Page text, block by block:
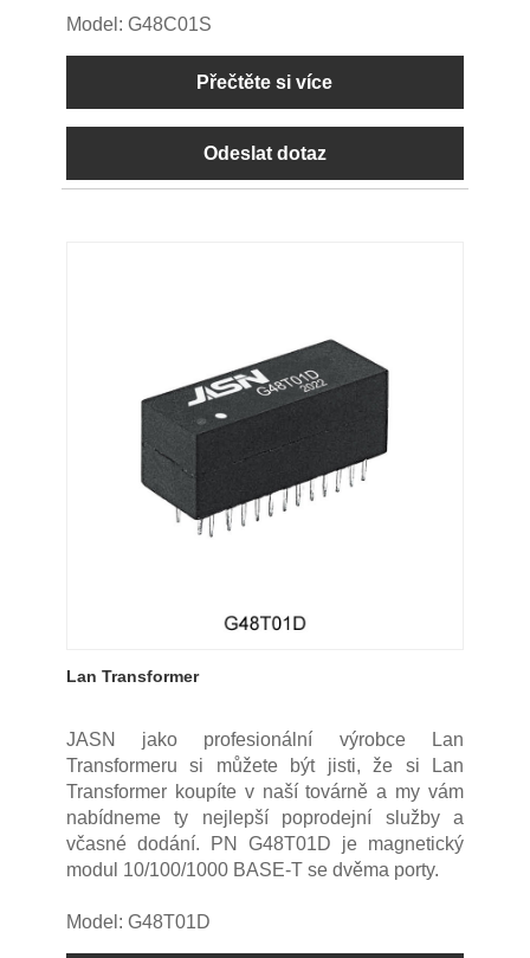
Model: G48C01S
Přečtěte si více
Odeslat dotaz
Lan Transformer
JASN jako profesionální výrobce Lan
Transformeru si můžete být jisti, že si Lan
Transformer koupíte v naší továrně a my vám
nabídneme ty nejlepší poprodejní služby a
včasné dodání. PN G48T01D je magnetický
modul 10/100/1000 BASE-T se dvěma porty.
Model: G48T01D